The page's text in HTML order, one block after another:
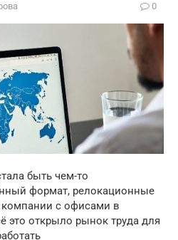
0
быть чем-то
формат, релокационные
с офисами в
это открыло рынок труда для